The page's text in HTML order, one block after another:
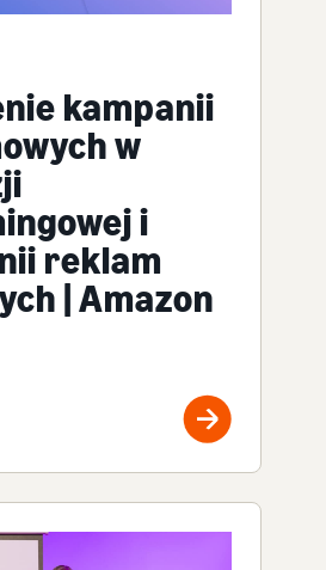
kampanii
w
i
reklam
| Amazon